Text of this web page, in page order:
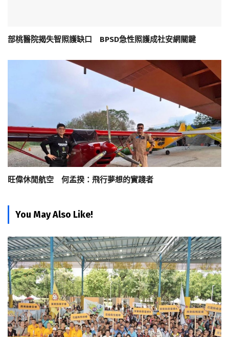
部桃醫院揭失智照護缺口 BPSD急性照護成社安網關鍵
旺偉休閒航空 何孟揆：飛行夢想的實踐者
You May Also Like!